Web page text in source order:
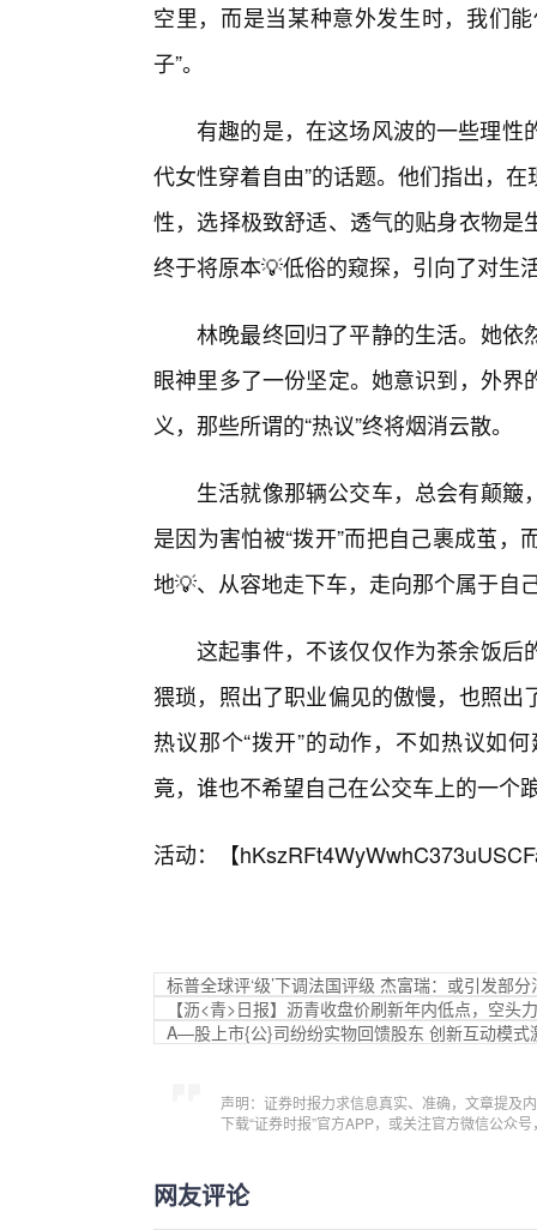
空里，而是当某种意外发生时，我们
子”。
有趣的是，在这场风波的一些理性
代女性穿着自由”的话题。他们指出，
性，选择极致舒适、透气的贴身衣物
终于将原本💡低俗的窥探，引向了对生
林晚最终回归了平静的生活。她依
眼神里多了一份坚定。她意识到，外
义，那些所谓的“热议”终将烟消云散。
生活就像那辆公交车，总会有颠
是因为害怕被“拨开”而把自己裹成茧
地💡、从容地走下车，走向那个属于自
这起事件，不该仅仅作为茶余饭后
猥琐，照出了职业偏见的傲慢，也照
热议那个“拨开”的动作，不如热议如
竟，谁也不希望自己在公交车上的一个
活动：【
标普全球评‘级’下调法国评级 杰富瑞：或引发部
【沥<青>日报】沥青收盘价刷新年内低点，空头
A—股上市{公}司纷纷实物回馈股东 创新互动模式
声明：证券时报力求信息真实、准确，文章提及
下载“证券时报”官方APP，或关注官方微信公众
网友评论